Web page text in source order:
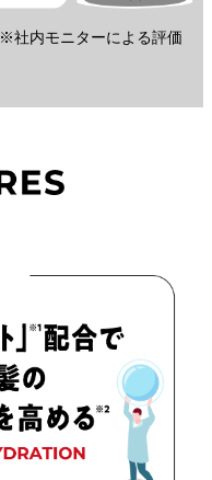
※社内モニターによる評価